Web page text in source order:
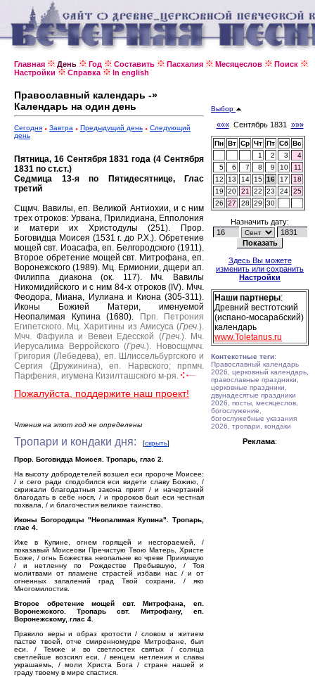
Главная День Год Составить Пасхалия Месяцеслов
Поиск
Настройки
Справка In english
Православный календарь -»
Календарь на один день
Сегодня Завтра Предыдущий день
Следующий
день
Пятница, 16 Сентября 1831 года (4 Сентября
1831 по ст.ст.)
Седмица 13-я по Пятидесятнице, Глас
третий
Сщмч. Вавилы, еп. Великой Антиохии, и с ним
трех отроков: Урвана, Прилидиана, Епполония
и матери их Христодулы (251).
Прор.
Боговидца Моисея (1531 г. до Р.Х.). Обретение
мощей свт. Иоасафа, еп. Белгородского (1911).
Второе обретение мощей свт. Митрофана, еп.
Воронежского (1989). Мц. Ермионии, дщери ап.
Филиппа диакона (ок. 117).
Мч. Вавилы
Никомидийского и с ним 84-х отроков (IV). Мчч.
Феодора, Миана, Иулиана и Киона (305-311).
Иконы Божией Матери, именуемой
Неопалимая Купина (1680).
Прп. Петрония
Египетского. Мц. Харитины из Амисуса (Греч.).
Мчч. Фафуила и Вевеи Едесской (Греч.).
Мч.
Иерусалима Верройского (Греч.).
Новосщмчч.
Григория (Лебедева), еп. Шлиссельбургского и
Сергия (Дружинина), еп. Нарвского; прпмч.
Парфения, игумена Кизилташского м-ря.
Пожалуйста, поддержите наш проект!
Чтения на этот год не определены
Тропари и кондаки дня: [скрыть]
Прор. Боговидца Моисея. Тропарь, глас 2.
На высоту добродетелей возшел еси пророче Моисее:
/ и сего ради сподобился еси видети славу Божию, /
скрижали благодатныя закона прият / и начертаний
благодать в себе нося, / и пророков был еси честная
похвала, / и благочестия великое таинство.
Иконы Богородицы "Неопалимая Купина". Тропарь,
глас 4.
Иже в Купине, огнем горящей и несгораемей, /
показавый Моисеови Пречистую Твою Матерь, Христе
Боже, / огнь Божества неопальне во чреве Приимшую
/ и нетленну по Рождестве Пребывшую, / Тоя
молитвами от пламене страстей избави нас / и от
огненных запалений град Твой сохрани, / яко
Многомилостив.
Второе обретение мощей свт. Митрофана, еп.
Воронежского. Тропарь свт. Митрофану, еп.
Воронежскому, глас 4.
Правило веры и образ кротости / словом и житием
пастве твоей, отче смиренномудре Митрофане, был
еси. / Темже и во светлостех святых / солнца
светлейше возсиял еси, / венцем нетления и славы
украшаемь, / моли Христа Бога / стране нашей и
граду твоему в мире спастися.
Выбор
«««Сентябрь 1831 »»»
Пн Вт Ср Чт Пт Сб Вс
1
2 3
4
5
6 7 8 9 10
11
12
13 14 15 16 17
18
19
20 21 22 23 24
25
26
27 28 29 30
Назначить дату:
Здесь Вы можете
изменить или сохранить
Настройки
Наши партнеры:
Древний вестготский
(испано-мосарабский)
календарь
www.Toletanus.ru
Контекстные теги:
Православный календарь
2026, церковный календарь,
православные праздники,
церковные праздники,
двунадесятые праздники
2026, посты, месяцеслов,
богослужение,
богослужебные указания
2026, тропари, кондаки
Реклама: